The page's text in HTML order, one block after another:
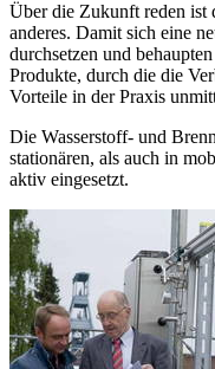
Über die Zukunft reden ist
anderes. Damit sich eine
durchsetzen und
Produkte, durch die die
Vorteile in der Praxis
Die Wasserstoff- und
stationären, als auch in
aktiv eingesetzt.